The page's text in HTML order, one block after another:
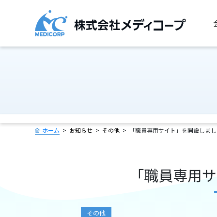
ホーム お知らせ その他 「職員専用サイト」を開設しま
「職員専用
その他